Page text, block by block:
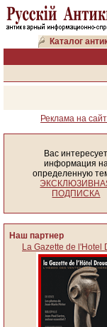
Каталог
Реклама на
Вас интересует
информация
определенную
ПОДПИСКА
Наш партнер
La Gazette de l'Hotel